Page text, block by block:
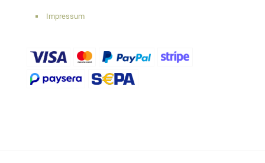
Impressum